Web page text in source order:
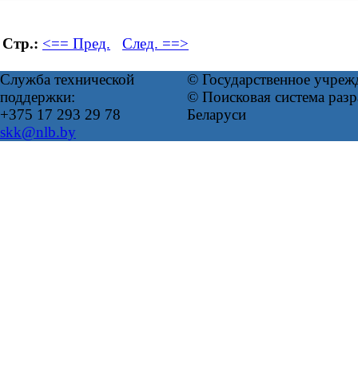
Стр.: <== Пред. След. ==>
Служба технической
поддержки:
+375 17 293 29 78
skk@nlb.by
© Государственное
© Поисковая система
Беларуси